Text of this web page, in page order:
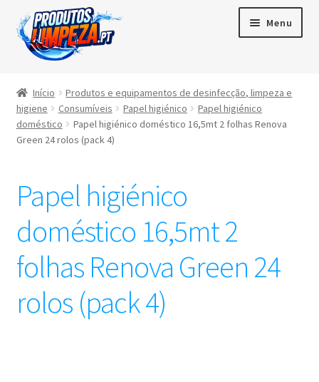
Menu
Produtos
Área de cliente
Português ▼
Início
Produtos e equipamentos de desinfecção, limpeza e
higiene
Consumíveis Papel higiénico
Papel higiénico
doméstico
Papel higiénico doméstico 16,5mt 2 folhas Renova
Green 24 rolos (pack 4)
Papel higiénico
doméstico 16,5mt 2
folhas Renova Green 24
rolos (pack 4)